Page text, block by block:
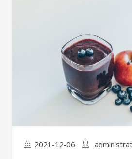
2021-12-06